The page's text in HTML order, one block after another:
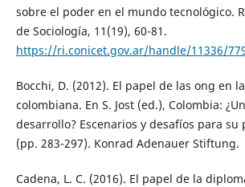
sobre el poder en el mundo tecnológico.
de Sociología, 11(19), 60-81.
https://ri.conicet.gov.ar/handle/11336/
Bocchi, D. (2012). El papel de las ong en
colombiana. En S. Jost (ed.), Colombia:
desarrollo? Escenarios y desafíos para
(pp. 283-297). Konrad Adenauer Stiftung.
Cadena, L. C. (2016). El papel de la